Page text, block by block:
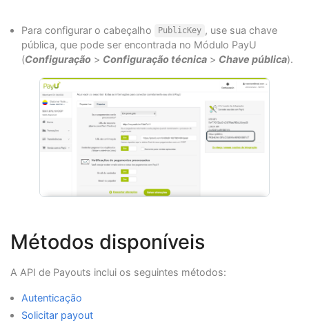
Para configurar o cabeçalho PublicKey , use sua chave
pública, que pode ser encontrada no Módulo PayU
(Configuração > Configuração técnica > Chave pública).
Métodos disponíveis
A API de Payouts inclui os seguintes métodos:
Autenticação
Solicitar payout